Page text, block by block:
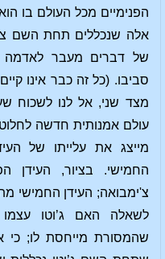
הפנימיים מכל העולם בו
אלה שנכללים תחת השם
של דברים מעבר לאדמה
סביבו. (כל זה כבר אינו
מצד שני, אל לנו לשכוח
עולם אמנותית חדשה
מייצג את עלייתו של
החמישי. בציור, העידן
צ'ימבואה; העידן החמישי
לשאלה האם ג’וטו
שהמסורת מייחסת לו; כי